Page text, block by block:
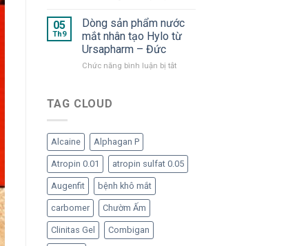
tấn”
trong
hàng
nước
ý
khi
dùng
lọ
05
Th9
Dòng sản phẩm nước
mắt nhân tạo Hylo từ
Ursapharm – Đức
Chức năng bình luận bị tắtở
Hylo
từ
TAG CLOUD
Alcaine Alphagan P
Atropin 0.01 atropin sulfat 0.05
Augenfit bệnh khô mắt
carbomer Chườm Ấm
Clinitas Gel Combigan